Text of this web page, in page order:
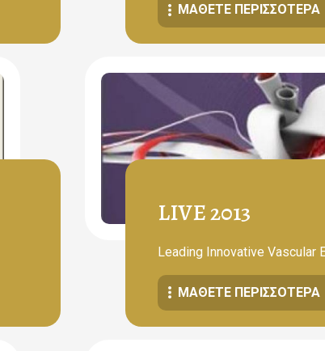
ΜΆΘΕΤΕ ΠΕΡΙΣΣΌΤΕΡΑ
LIVE 2013
Leading Innovative Vascular
ΜΆΘΕΤΕ ΠΕΡΙΣΣΌΤΕΡΑ